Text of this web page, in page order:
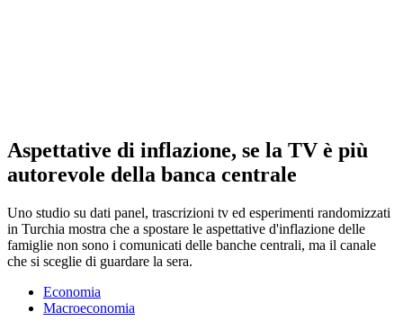
Aspettative di inflazione, se la TV è più
autorevole della banca centrale
Uno studio su dati panel, trascrizioni tv ed esperimenti randomizzati
in Turchia mostra che a spostare le aspettative d'inflazione delle
famiglie non sono i comunicati delle banche centrali, ma il canale
che si sceglie di guardare la sera.
Economia
Macroeconomia